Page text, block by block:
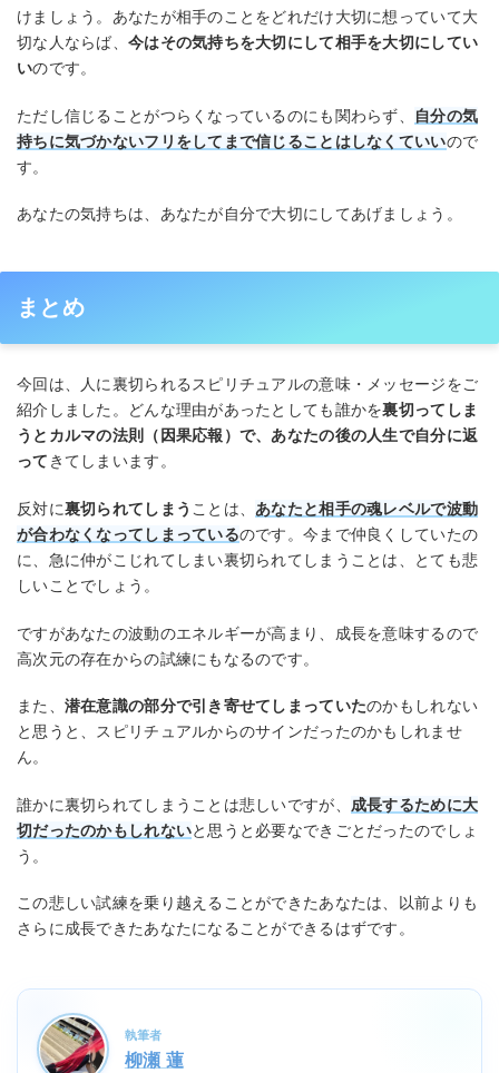
けましょう。あなたが相手のことをどれだけ大切に想っていて大
切な人ならば、 今はその気持ちを大切にして相手を大切にしてい
いのです。
ただし信じることがつらくなっているのにも関わらず、
自分の気
持ちに気づかないフリをしてまで信じることはしなくていいので
す。
あなたの気持ちは、あなたが自分で大切にしてあげましょう。
まとめ
今回は、人に裏切られるスピリチュアルの意味・メッセージをご
紹介しました。どんな理由があったとしても誰かを裏切ってしま
うとカルマの法則（因果応報）で、あなたの後の人生で自分に返
って きてしまいます。
反対に裏切られてしまう ことは、 あなたと相手の魂レベルで波動
が合わなくなってしまっているのです。今まで仲良くしていたの
に、急に仲がこじれてしまい裏切られてしまうことは、とても悲
しいことでしょう。
ですがあなたの波動のエネルギーが高まり、成長を意味するので
高次元の存在からの試練にもなるのです。
また、 潜在意識の部分で引き寄せてしまっていたのかもしれない
と思うと、スピリチュアルからのサインだったのかもしれませ
ん。
誰かに裏切られてしまうことは悲しいですが、 成長するために大
切だったのかもしれないと思うと必要なできごとだったのでしょ
う。
この悲しい試練を乗り越えることができたあなたは、以前よりも
さらに成長できたあなたになることができるはずです。
執筆者
柳瀬 蓮